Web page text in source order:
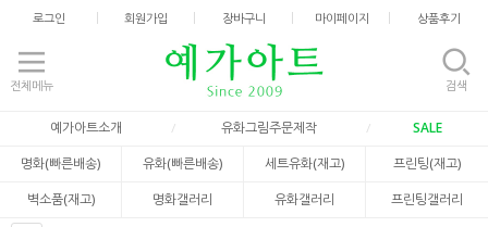
로그인 회원가입 장바구니 마이페이지 상품후기
전체메뉴 검색
예가아트소개 유화그림주문제작
SALE
명화(빠른배송)
유화(빠른배송) 세트유화(재고)
프린팅(재고)
벽소품(재고)
명화갤러리 유화갤러리 프린팅갤러리